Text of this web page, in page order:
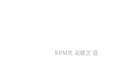
KPM窯 花蝶文 皿